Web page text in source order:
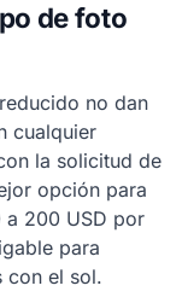
de foto
no dan
cualquier
la solicitud de
opción para
a 200 USD por
para
con el sol.